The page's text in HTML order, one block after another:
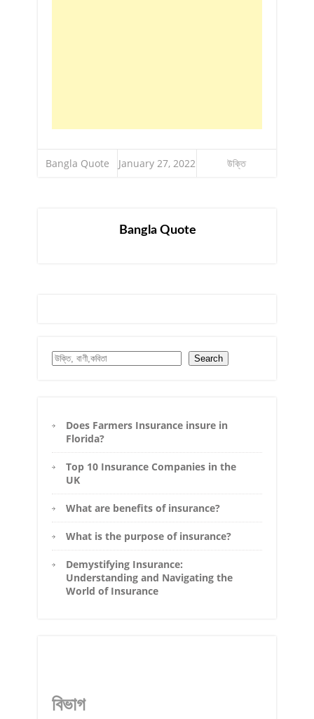
Bangla Quote January 27, 2022 উক্তি
Bangla Quote
Search Search
Does Farmers Insurance insure in
Florida?
Top 10 Insurance Companies in the
UK
What are benefits of insurance?
What is the purpose of insurance?
Demystifying Insurance:
Understanding and Navigating the
World of Insurance
বিভাগ